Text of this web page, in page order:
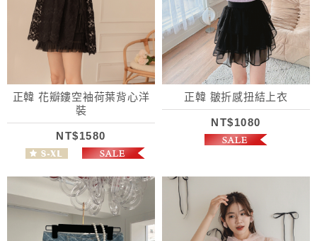
正韓 花瓣鏤空袖荷葉背心洋
裝
NT$1580
正韓 皺折感扭結上衣
NT$1080